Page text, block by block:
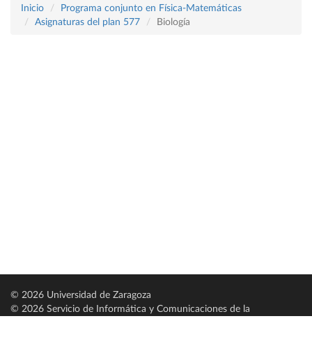
Inicio
Programa conjunto en Física-Matemáticas
Asignaturas del plan 577
Biología
© 2026 Universidad de Zaragoza
© 2026 Servicio de Informática y Comunicaciones de la